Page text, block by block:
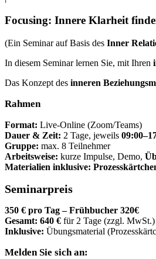
Focusing: Innere Klarheit
(Ein Seminar auf Basis des Inner
In diesem Seminar lernen Sie, mit Ihren
Das Konzept des inneren
Rahmen
Format: Live-Online (Zoom/Teams)
Dauer & Zeit: 2 Tage, jeweils
Gruppe: max. 8 Teilnehmer
Arbeitsweise: kurze Impulse, Demo,
Materialien inklusive:
Seminarpreis
350 € pro Tag – Frühbucher 320€
Gesamt: 640 € für 2 Tage (zzgl. MwSt.)
Inklusive: Übungsmaterial
Melden Sie sich an: